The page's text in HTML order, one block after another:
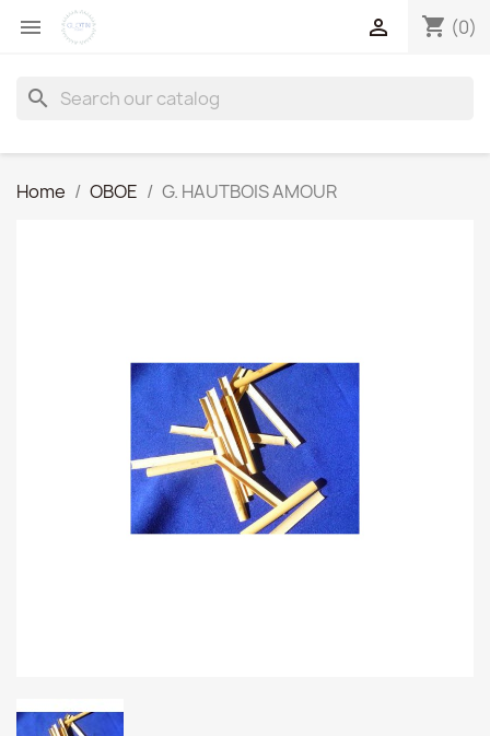
 shopping_cart (0)

search
Home OBOE G. HAUTBOIS AMOUR